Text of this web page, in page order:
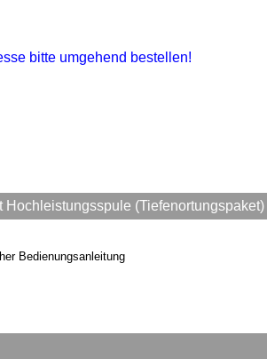
bitte umgehend bestellen!
Hochleistungsspule (Tiefenortungspaket)
Bedienungsanleitung